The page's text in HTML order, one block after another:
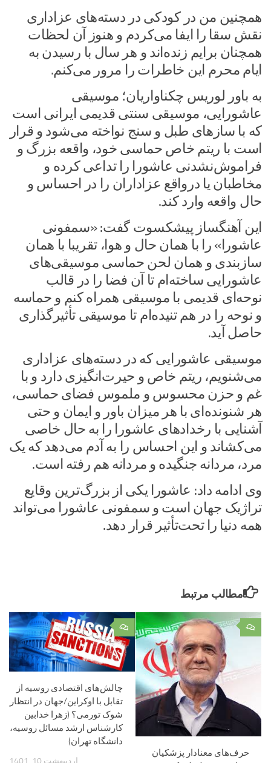
همچنین من در کودکی در دسته‌های عزاداری
نقش سقا را ایفا می‌کردم و هنوز آن لحظات
همچنان برایم زنده‌اند و هر سال با رسیدن به
ایام محرم این خاطرات را مرور می‌کنم.‌
به باور لوریس چکناواریان؛ موسیقی
عاشورایی، موسیقی سنتی قدیمی ایرانی است
که با سازهای طبل و سنج ‏نواخته می‌شود و قرار
است با ریتم خاص حماسی خود، واقعه بزرگ و
فراموش‌نشدنی عاشورا را تداعی ‌کرده و
مخاطبان یا درواقع ‏عزاداران را در احساس و
حال واقعه وارد کند.‌
این آهنگساز پیشکسوت گفت: «سمفونی
عاشورا» را با همان حال و هوا، تقریبا با همان
سازبندی و همان لحن حماسی ‏موسیقی‌های
عاشورایی ساخته‌ام تا آن فضا را در قالب
نوحه‌ای قدیمی با موسیقی همراه کنم و حماسه
و نوحه را در هم تنیده‌ام‌ تا موسیقی تأثیرگذاری
حاصل آید.‌
موسیقی عاشورایی که ‏در دسته‌های عزاداری
می‌شنویم، ریتم خاص و حیرت‌انگیزی دارد و با
غم و حزن محسوس و ملموس فضای حماسی،
هر شنونده‌ای با هر میزان باور و ایمان و حتی
آشنایی با رخدادهای عاشورا را به حال خاصی
می‌کشاند و این احساس را به آدم می‌دهد که یک
مرد، مردانه جنگیده و مردانه هم رفته ‏است.‏‌
وی ادامه داد: عاشورا یکی از بزرگ‌ترین وقایع
تراژیک جهان است و سمفونی عاشورا می‌تواند
‏همه دنیا را تحت‌تأثیر قرار دهد.‌
مطالب مرتبط
۰
چالش‌های اقتصادی روسیه از
تقابل با اوکراین/جهان در انتظار
شوک تورمی؟ (زهرا خدابین
کارشناس ارشد مسائل روسیه،
دانشگاه تهران)
اردیبهشت 10, 1401
۰
حرف‌های معنادار پزشکیان